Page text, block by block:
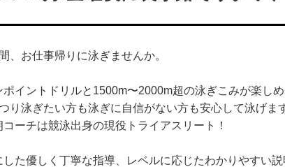
、お仕事帰りに泳ぎませんか。
イントドリルと1500m〜2000m超の泳ぎこみが楽し
り泳ぎたい方も泳ぎに自信がない方も安心して泳げま
ーチは競泳出身の現役トライアスリー ト！
た優しく丁寧な指導、
レベルに応じたわかりやすい説